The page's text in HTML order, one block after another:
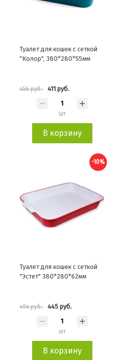
Туалет для кошек с сеткой
"Колор", 380*280*55мм
456 руб. 411 руб.
шт
В корзину
-10%
Туалет для кошек с сеткой
"Эстет" 380*280*62мм
494 руб. 445 руб.
шт
В корзину